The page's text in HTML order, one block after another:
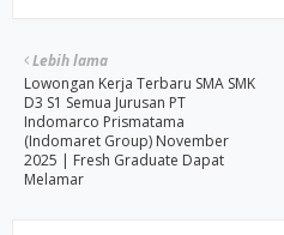
Lebih lama
Lowongan Kerja Terbaru SMA SMK
D3 S1 Semua Jurusan PT
Indomarco Prismatama
(Indomaret Group) November
2025 | Fresh Graduate Dapat
Melamar